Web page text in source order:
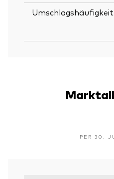
Umschlagshäufigkeit
PER 30.